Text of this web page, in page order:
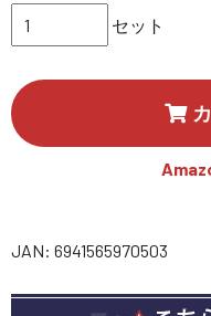
コー
セット
JAN: 6941565970503